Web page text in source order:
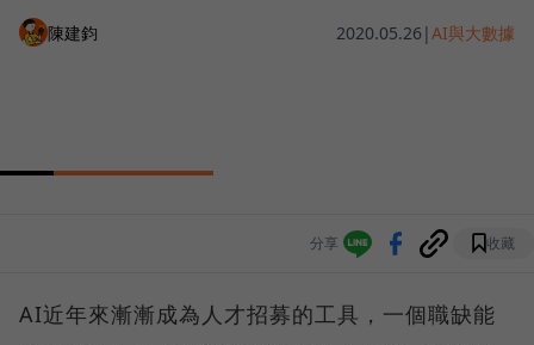
陳建鈞 2020.05.26 |AI與大數據
分享 收藏
AI近年來漸漸成為人才招募的工具，一個職缺能